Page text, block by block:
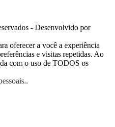
- Desenvolvido por
oferecer a você a experiência
e visitas repetidas. Ao
com o uso de TODOS os
.